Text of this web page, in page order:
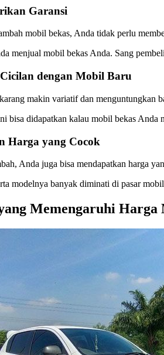
Garansi
mobil bekas, Anda tidak perlu
menjual mobil bekas Anda. Sang
dengan Mobil Baru
makin variatif dan
bisa didapatkan kalau mobil bekas
Harga yang Cocok
Anda juga bisa mendapatkan harga
modelnya banyak diminati di pasar
Memengaruhi Harga